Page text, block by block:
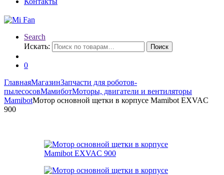
Search
Искать:
Поиск
0
ГлавнаяМагазинЗапчасти для роботов-
пылесосовМамиботМоторы, двигатели и вентиляторы
MamibotМотор основной щетки в корпусе Mamibot EXVAC
900